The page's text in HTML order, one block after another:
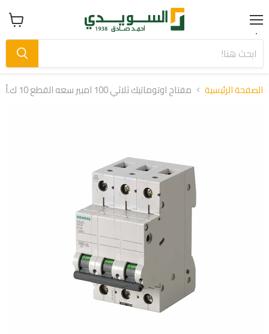
Menu عرض
سلة
الصفحة الرئيسية مفتاح اوتوماتيك ثلاثي 100 امبير سعه القطع 10 ك.أ